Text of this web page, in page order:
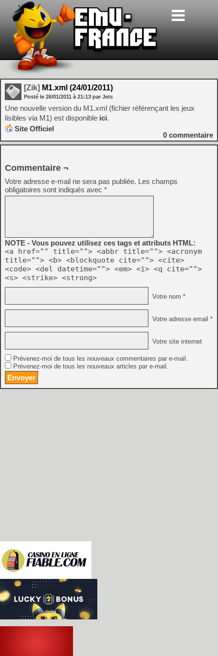
[Zik] M1.xml (24/01/2011)
Posté le 26/01/2011 à 21:13 par Jets
Une nouvelle version du M1.xml (fichier référençant les jeux
lisibles via M1) est disponible ici.
Site Officiel
0 commentaire
Commentaire ¬
Votre adresse e-mail ne sera pas publiée. Les champs
obligatoires sont indiqués avec *
NOTE - Vous pouvez utilisez ces tags et attributs HTML:
<a href="" title=""> <abbr title=""> <acronym
title=""> <b> <blockquote cite=""> <cite>
<code> <del datetime=""> <em> <i> <q cite="">
<s> <strike> <strong>
Votre nom *
Votre adresse email *
Votre site internet
Prévenez-moi de tous les nouveaux commentaires par e-mail.
Prévenez-moi de tous les nouveaux articles par e-mail.